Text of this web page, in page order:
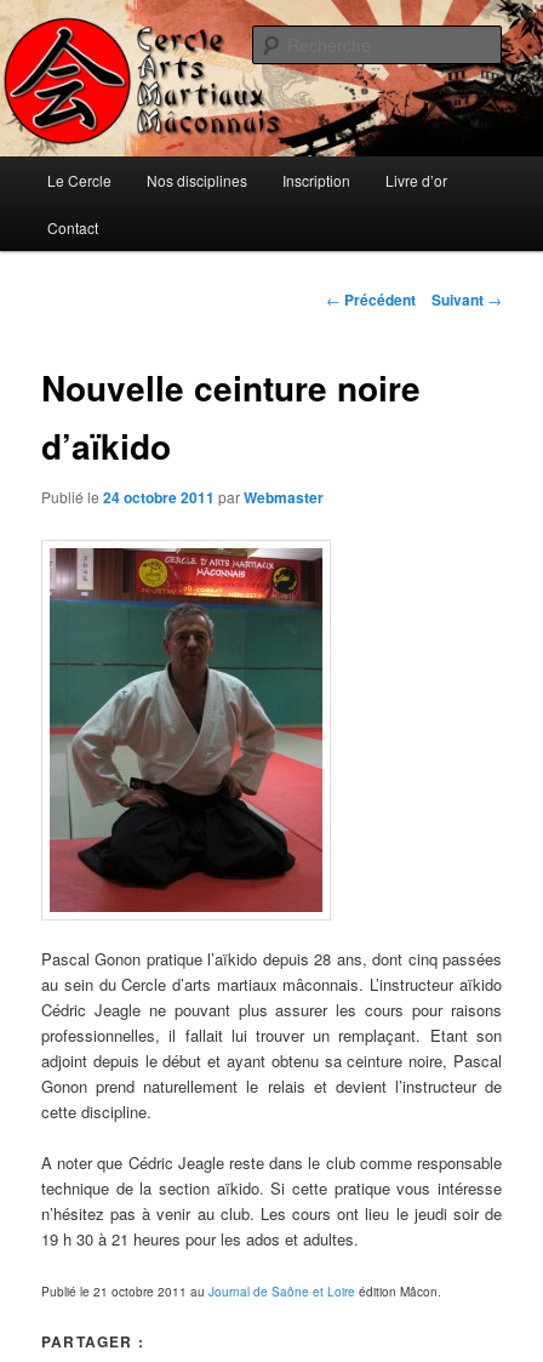
Aller
au
contenu
principalCercle d'Arts Martiaux Mâconnais
Ju-jitsu, Ninjutsu, Aïki-jujutsu, Auto-défense et Qi-Gong
principal
Le Cercle Nos disciplines Inscription Livre d’or
Contact
Navigation
← Précédent Suivant →
Nouvelle ceinture noire
d’aïkido
Publié le24 octobre 2011 parWebmaster
Pascal Gonon pratique l’aïkido depuis 28 ans, dont cinq passées
au sein du Cercle d’arts martiaux mâconnais. L’instructeur aïkido
Cédric Jeagle ne pouvant plus assurer les cours pour raisons
professionnelles, il fallait lui trouver un remplaçant. Etant son
adjoint depuis le début et ayant obtenu sa ceinture noire, Pascal
Gonon prend naturellement le relais et devient l’instructeur de
cette discipline.
A noter que Cédric Jeagle reste dans le club comme responsable
technique de la section aïkido. Si cette pratique vous intéresse
n’hésitez pas à venir au club. Les cours ont lieu le jeudi soir de
19 h 30 à 21 heures pour les ados et adultes.
Publié le 21 octobre 2011 auJournal de Saône et Loire édition Mâcon.
PARTAGER :